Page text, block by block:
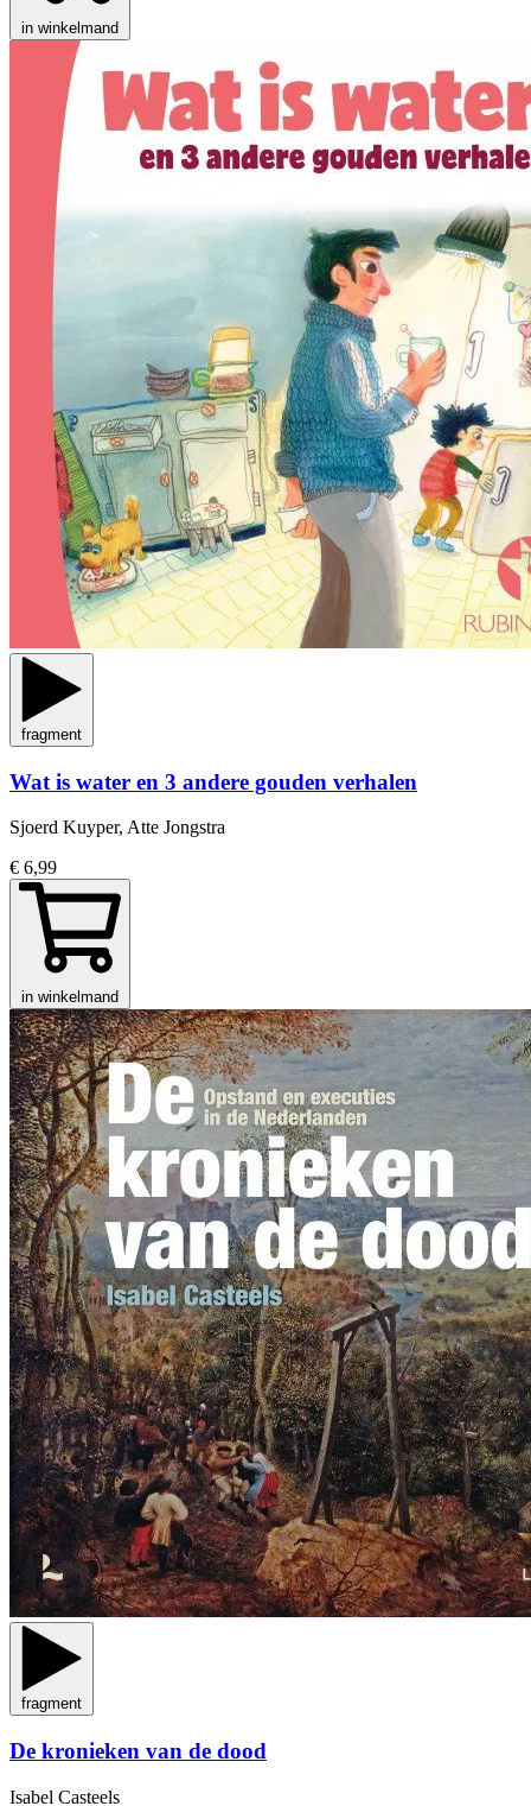
in winkelmand
fragment
Wat is water en 3 andere gouden verhalen
Sjoerd Kuyper, Atte Jongstra
€ 6,99
in winkelmand
fragment
De kronieken van de dood
Isabel Casteels